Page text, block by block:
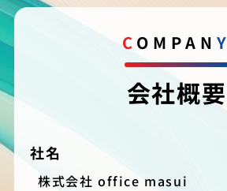
COMPAN Y
会社概要
社名
株式会社 office masui